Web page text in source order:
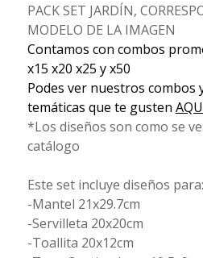
PACK SET JARDÍN,
MODELO DE LA IMAGEN
Contamos con combos
x15 x20 x25 y x50
Podes ver nuestros combos
temáticas que te gusten
*Los diseños son como se
catálogo
Este set incluye diseños para:
-Mantel 21x29.7cm
-Servilleta 20x20cm
-Toallita 20x12cm